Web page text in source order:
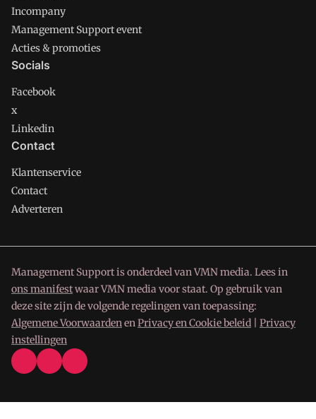
Incompany
Management Support event
Acties & promoties
Socials
Facebook
x
Linkedin
Contact
Klantenservice
Contact
Adverteren
Management Support is onderdeel van VMN media. Lees in
ons manifestwaar VMN media voor staat. Op gebruik van
deze site zijn de volgende regelingen van toepassing:
Algemene VoorwaardenenPrivacy en Cookie beleid
Privacy
instellingen